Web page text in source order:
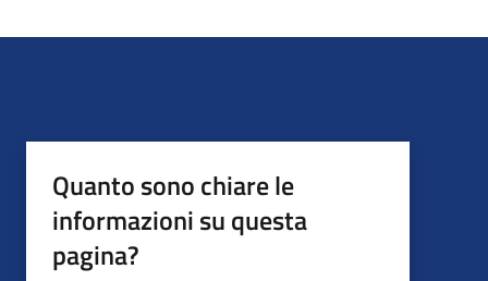
Quanto sono chiare le
informazioni su questa
pagina?